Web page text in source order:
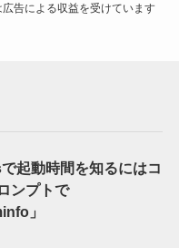
広告による収益を受けています
起動時間を知るにはコ
ンプトで
」